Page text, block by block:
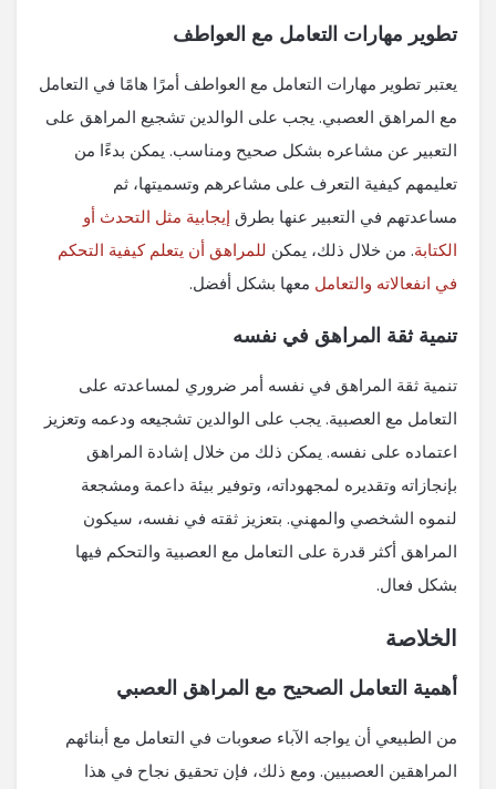
تطوير مهارات التعامل مع العواطف
يعتبر تطوير مهارات التعامل مع العواطف أمرًا هامًا في التعامل
مع المراهق العصبي. يجب على الوالدين تشجيع المراهق على
التعبير عن مشاعره بشكل صحيح ومناسب. يمكن بدءًا من
تعليمهم كيفية التعرف على مشاعرهم وتسميتها، ثم
مساعدتهم في التعبير عنها بطرق إيجابية مثل التحدث أو
الكتابة. من خلال ذلك، يمكن للمراهق أن يتعلم كيفية التحكم
في انفعالاته والتعامل معها بشكل أفضل.
تنمية ثقة المراهق في نفسه
تنمية ثقة المراهق في نفسه أمر ضروري لمساعدته على
التعامل مع العصبية. يجب على الوالدين تشجيعه ودعمه وتعزيز
اعتماده على نفسه. يمكن ذلك من خلال إشادة المراهق
بإنجازاته وتقديره لمجهوداته، وتوفير بيئة داعمة ومشجعة
لنموه الشخصي والمهني. بتعزيز ثقته في نفسه، سيكون
المراهق أكثر قدرة على التعامل مع العصبية والتحكم فيها
بشكل فعال.
الخلاصة
أهمية التعامل الصحيح مع المراهق العصبي
من الطبيعي أن يواجه الآباء صعوبات في التعامل مع أبنائهم
المراهقين العصبيين. ومع ذلك، فإن تحقيق نجاح في هذا